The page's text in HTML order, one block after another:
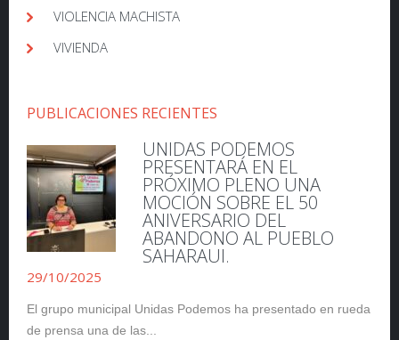
VIOLENCIA MACHISTA
VIVIENDA
PUBLICACIONES RECIENTES
UNIDAS PODEMOS
PRESENTARÁ EN EL
PRÓXIMO PLENO UNA
MOCIÓN SOBRE EL 50
ANIVERSARIO DEL
ABANDONO AL PUEBLO
SAHARAUI.
29/10/2025
El grupo municipal Unidas Podemos ha presentado en rueda
de prensa una de las...